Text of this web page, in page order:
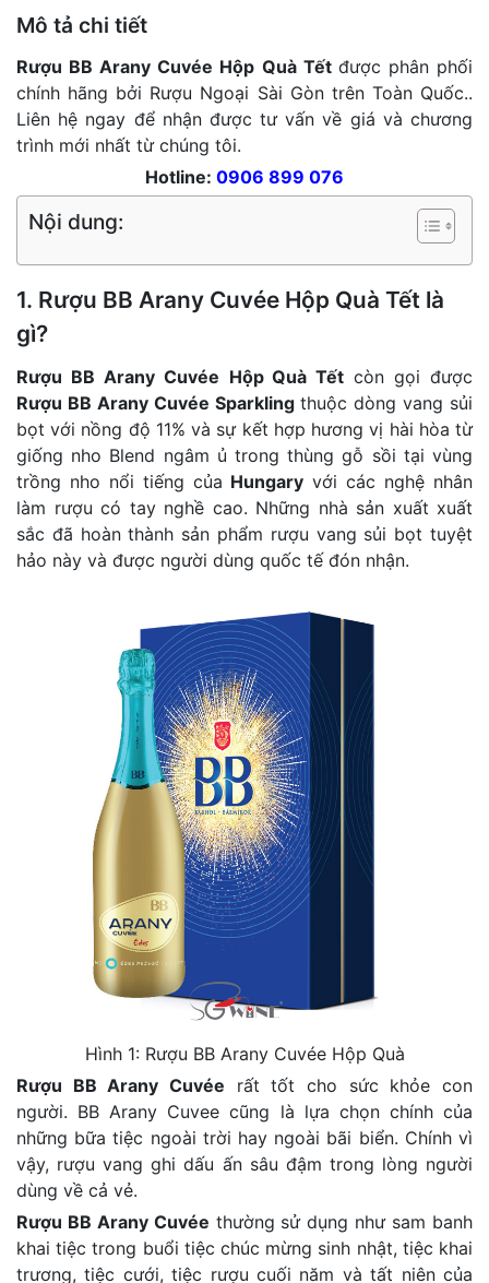
Mô tả chi tiết
Rượu BB Arany Cuvée Hộp Quà Tết được phân phối
chính hãng bởi Rượu Ngoại Sài Gòn trên Toàn Quốc..
Liên hệ ngay để nhận được tư vấn về giá và chương
trình mới nhất từ chúng tôi.
Hotline: 0906 899 076
Nội dung:
1. Rượu BB Arany Cuvée Hộp Quà Tết là
gì?
Rượu BB Arany Cuvée Hộp Quà Tết còn gọi được
Rượu BB Arany Cuvée Sparklingthuộc dòng vang sủi
bọt với nồng độ 11% và sự kết hợp hương vị hài hòa từ
giống nho Blend ngâm ủ trong thùng gỗ sồi tại vùng
trồng nho nổi tiếng của Hungary với các nghệ nhân
làm rượu có tay nghề cao. Những nhà sản xuất xuất
sắc đã hoàn thành sản phẩm rượu vang sủi bọt tuyệt
hảo này và được người dùng quốc tế đón nhận.
Hình 1: Rượu BB Arany Cuvée Hộp Quà
Rượu BB Arany Cuvée rất tốt cho sức khỏe con
người. BB Arany Cuvee cũng là lựa chọn chính của
những bữa tiệc ngoài trời hay ngoài bãi biển. Chính vì
vậy, rượu vang ghi dấu ấn sâu đậm trong lòng người
dùng về cả vẻ.
Rượu BB Arany Cuvée thường sử dụng như sam banh
khai tiệc trong buổi tiệc chúc mừng sinh nhật, tiệc khai
trương, tiệc cưới, tiệc rượu cuối năm và tất niên của